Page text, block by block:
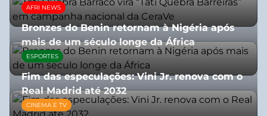
08/07/2026
AFRI NEWS
Bronzes do Benin retornam à Nigéria após
mais de um século longe da África
08/07/2026
ESPORTES
Fim das especulações: Vini Jr. renova com o
Real Madrid até 2032
06/08/2026
CINEMA E TV